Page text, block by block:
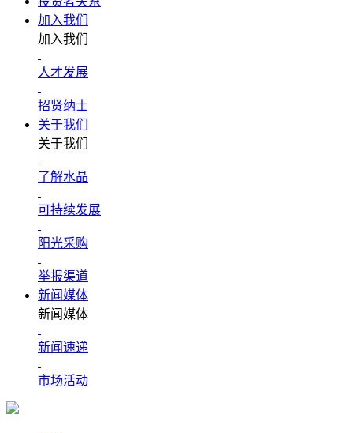
加入我们
加入我们
人才发展
招贤纳士
关于我们
关于我们
了解水晶
可持续发展
阳光采购
举报渠道
新闻媒体
新闻媒体
新闻速递
市场活动